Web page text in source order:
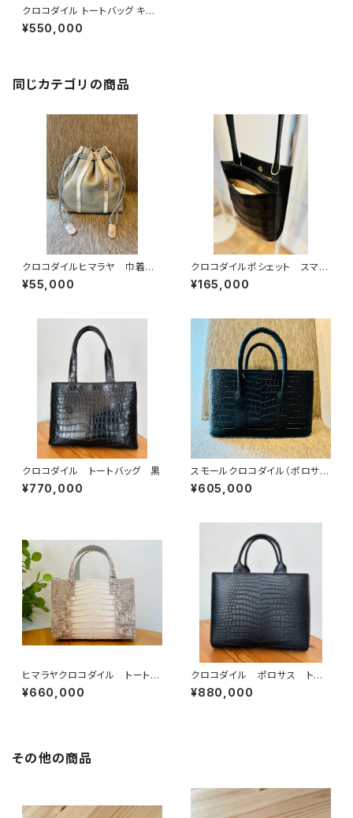
クロコダイル トートバッグ キプ
ロスグリーン
¥550,000
同じカテゴリの商品
クロコダイルヒマラヤ 巾着バッ
グ イタリアンシュリンクレザー
¥55,000
クロコダイルポシェット スマホ
ポシェット 軽量バッグ
¥165,000
クロコダイル トートバッグ 黒
¥770,000
スモールクロコダイル（ポロサ
ス）ミニトートバッグ
¥605,000
ヒマラヤクロコダイル トートバ
ッグ
¥660,000
クロコダイル ポロサス トー
トバッグ 黒
¥880,000
その他の商品